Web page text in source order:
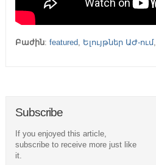
Բաժին: featured, Ելույթներ ԱԺ-ում,
Subscribe
If you enjoyed this article,
subscribe to receive more just like
it.